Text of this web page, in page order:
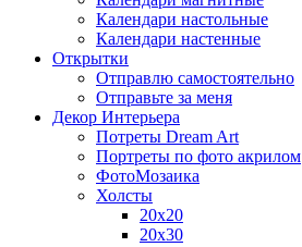
Календари настольные
Календари настенные
Открытки
Отправлю самостоятельно
Отправьте за меня
Декор Интерьера
Потреты Dream Art
Портреты по фото акрилом
ФотоМозаика
Холсты
20х20
20х30